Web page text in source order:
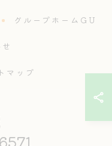
グループホームGU
マップ